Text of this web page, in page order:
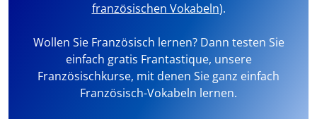
französischen Vokabeln).
Wollen Sie Französisch lernen? Dann testen Sie
einfach gratis Frantastique, unsere
Französischkurse, mit denen Sie ganz einfach
Französisch-Vokabeln lernen.